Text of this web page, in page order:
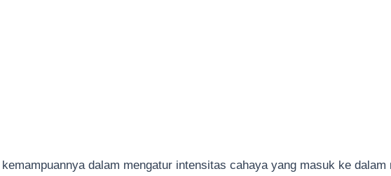
dalam mengatur intensitas cahaya yang masuk ke